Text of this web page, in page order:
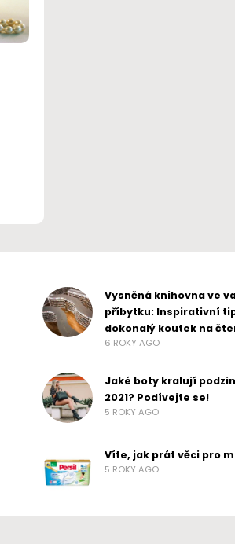
Vysněná knihovna ve
příbytku: Inspirativní
dokonalý koutek na
6 ROKY AGO
Jaké boty kralují
2021? Podívejte se!
5 ROKY AGO
Víte, jak prát věci pro
5 ROKY AGO